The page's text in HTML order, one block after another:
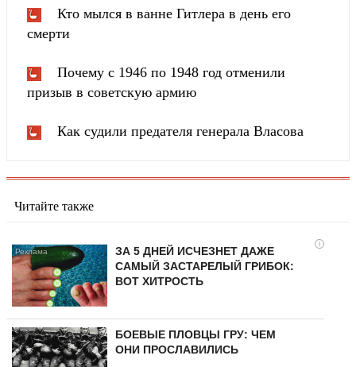
Кто мылся в ванне Гитлера в день его
смерти
Почему с 1946 по 1948 год отменили
призыв в советскую армию
Как судили предателя генерала Власова
Читайте также
i
ЗА 5 ДНЕЙ ИСЧЕЗНЕТ ДАЖЕ
САМЫЙ ЗАСТАРЕЛЫЙ ГРИБОК:
ВОТ ХИТРОСТЬ
БОЕВЫЕ ПЛОВЦЫ ГРУ: ЧЕМ
ОНИ ПРОСЛАВИЛИСЬ